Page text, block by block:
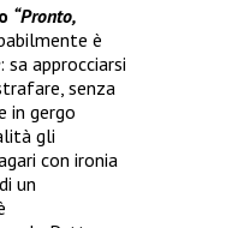
“Pronto,
è
: sa approcciarsi
senza
in gergo
gli
con ironia
un